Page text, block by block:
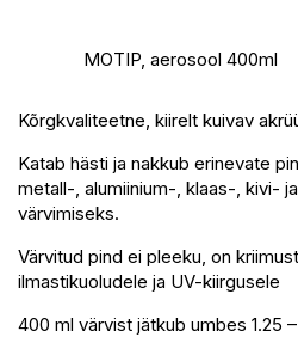
MOTIP, aerosool 400ml
Kõrgkvaliteetne, kiirelt kuivav
Katab hästi ja nakkub erinevate
metall-, alumiinium-, klaas-, kivi-
värvimiseks.
Värvitud pind ei pleeku, on
ilmastikuoludele ja UV-kiirgusele
400 ml värvist jätkub umbes 1.25